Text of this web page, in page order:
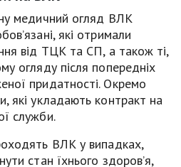
медичний огляд ВЛК
які отримали
від ТЦК та СП, а також ті,
огляду після попередніх
придатності. Окремо
які укладають контракт на
служби.
ВЛК у випадках,
стан їхнього здоров’я,